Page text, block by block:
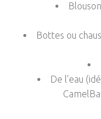
Bottes ou
De l’eau